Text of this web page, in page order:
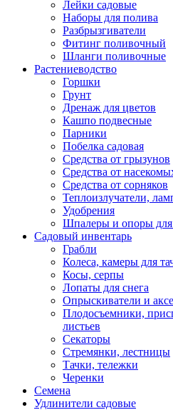
Лейки садовые
Наборы для полива
Разбрызгиватели
Фитинг поливочный
Шланги поливочные
Растениеводство
Горшки
Грунт
Дренаж для цветов
Кашпо подвесные
Парники
Побелка садовая
Средства от грызунов
Средства от
Средства от сорняков
Теплоизлучатели,
Удобрения
Шпалеры и опоры для
Садовый инвентарь
Грабли
Колеса, камеры для
Косы, серпы
Лопаты для снега
Опрыскиватели и
Плодосъемники,
листьев
Секаторы
Стремянки, лестницы
Тачки, тележки
Черенки
Семена
Удлинители садовые